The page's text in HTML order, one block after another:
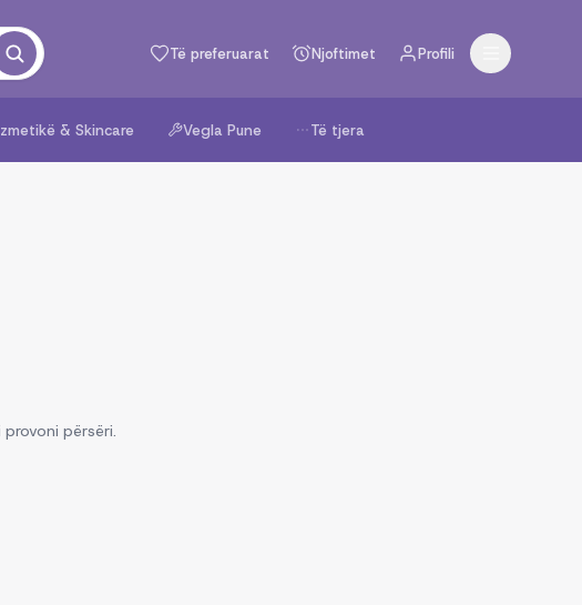
Të preferuarat Njoftimet Profili
& Skincare Vegla Pune Të tjera
përsëri.